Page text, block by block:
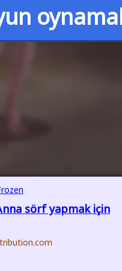
sörf yapmak için